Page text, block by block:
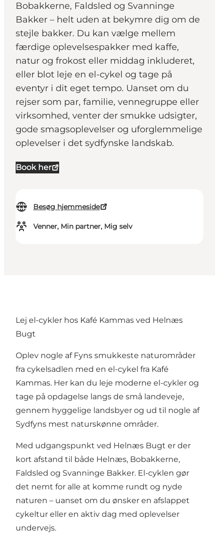
Bobakkerne, Faldsled og Svanninge
Bakker – helt uden at bekymre dig om de
stejle bakker. Du kan vælge mellem
færdige oplevelsespakker med kaffe,
natur og frokost eller middag inkluderet,
eller blot leje en el-cykel og tage på
eventyr i dit eget tempo. Uanset om du
rejser som par, familie, vennegruppe eller
virksomhed, venter der smukke udsigter,
gode smagsoplevelser og uforglemmelige
oplevelser i det sydfynske landskab.
Book her
Besøg hjemmeside
Venner, Min partner, Mig selv
Lej el-cykler hos Kafé Kammas ved Helnæs
Bugt
Oplev nogle af Fyns smukkeste naturområder
fra cykelsadlen med en el-cykel fra Kafé
Kammas. Her kan du leje moderne el-cykler og
tage på opdagelse langs de små landeveje,
gennem hyggelige landsbyer og ud til nogle af
Sydfyns mest naturskønne områder.
Med udgangspunkt ved Helnæs Bugt er der
kort afstand til både Helnæs, Bobakkerne,
Faldsled og Svanninge Bakker. El-cyklen gør
det nemt for alle at komme rundt og nyde
naturen – uanset om du ønsker en afslappet
cykeltur eller en aktiv dag med oplevelser
undervejs.